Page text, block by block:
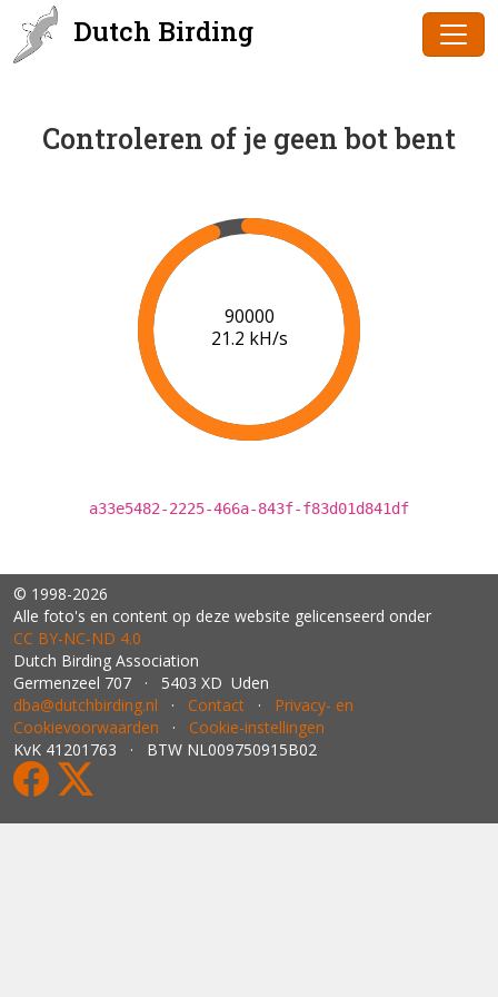
Dutch Birding
Controleren of je geen bot bent
91000
21.3 kH/s
a33e5482-2225-466a-843f-f83d01d841df
© 1998-2026
Alle foto's en content op deze website gelicenseerd onder
CC BY‑NC‑ND 4.0
Dutch Birding Association
Germenzeel 707 · 5403 XD Uden
dba@dutchbirding.nl · Contact · Privacy- en
Cookievoorwaarden · Cookie-instellingen
KvK 41201763 · BTW NL009750915B02